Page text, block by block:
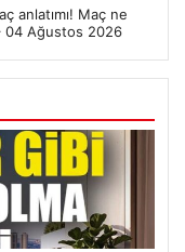
anlatımı! Maç ne
04 Ağustos 2026